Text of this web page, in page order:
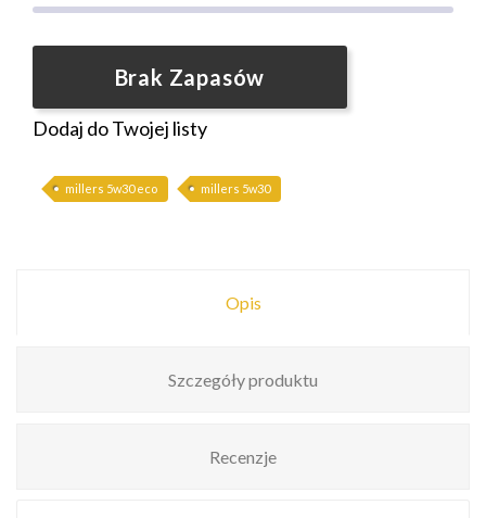
Brak Zapasów
Dodaj do Twojej listy
millers 5w30 eco millers 5w30
Opis
Szczegóły produktu
Recenzje